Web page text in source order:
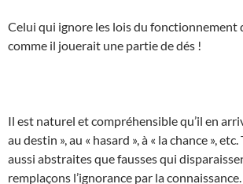
Celui qui ignore les lois du fonctionnement
comme il jouerait une partie de dés !
Il est naturel et compréhensible qu’il en
au destin », au « hasard », à « la chance »,
aussi abstraites que fausses qui
remplaçons l’ignorance par la connaissance.